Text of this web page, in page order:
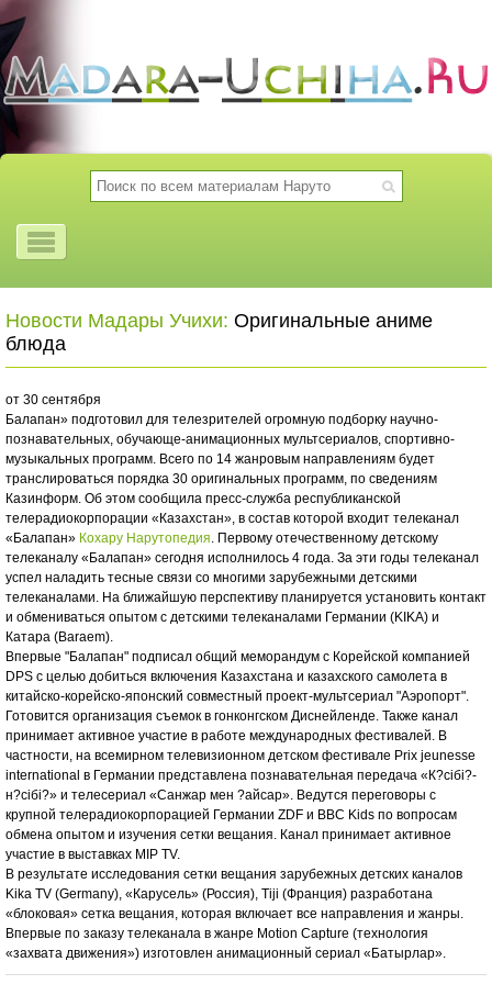
Новости Мадары Учихи: Оригинальные аниме
блюда
от 30 сентября
Балапан» подготовил для телезрителей огромную подборку научно-
познавательных, обучающе-анимационных мультсериалов, спортивно-
музыкальных программ. Всего по 14 жанровым направлениям будет
транслироваться порядка 30 оригинальных программ, по сведениям
Казинформ. Об этом сообщила пресс-служба республиканской
телерадиокорпорации «Казахстан», в состав которой входит телеканал
«Балапан» Кохару Нарутопедия. Первому отечественному детскому
телеканалу «Балапан» сегодня исполнилось 4 года. За эти годы телеканал
успел наладить тесные связи со многими зарубежными детскими
телеканалами. На ближайшую перспективу планируется установить контакт
и обмениваться опытом с детскими телеканалами Германии (KIKA) и
Катара (Baraem).
Впервые "Балапан" подписал общий меморандум с Корейской компанией
DPS с целью добиться включения Казахстана и казахского самолета в
китайско-корейско-японский совместный проект-мультсериал "Аэропорт".
Готовится организация съемок в гонконгском Диснейленде. Также канал
принимает активное участие в работе международных фестивалей. В
частности, на всемирном телевизионном детском фестивале Prix jeunesse
international в Германии представлена познавательная передача «К?сібі?-
н?сібі?» и телесериал «Санжар мен ?айсар». Ведутся переговоры с
крупной телерадиокорпорацией Германии ZDF и BBC Kids по вопросам
обмена опытом и изучения сетки вещания. Канал принимает активное
участие в выставках MIP TV.
В результате исследования сетки вещания зарубежных детских каналов
Kika TV (Germany), «Карусель» (Россия), Tiji (Франция) разработана
«блоковая» сетка вещания, которая включает все направления и жанры.
Впервые по заказу телеканала в жанре Motion Capture (технология
«захвата движения») изготовлен анимационный сериал «Батырлар».